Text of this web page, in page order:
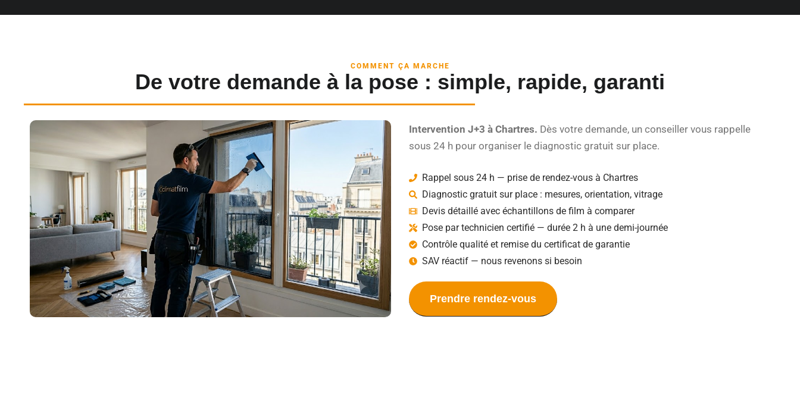
COMMENT ÇA MARCHE
De votre demande à la pose : simple, rapide, garanti
Intervention J+3 à Chartres. Dès votre demande, un conseiller vous rappelle
sous 24 h pour organiser le diagnostic gratuit sur place.
Rappel sous 24 h — prise de rendez-vous à Chartres
Diagnostic gratuit sur place : mesures, orientation, vitrage
Devis détaillé avec échantillons de film à comparer
Pose par technicien certifié — durée 2 h à une demi-journée
Contrôle qualité et remise du certificat de garantie
SAV réactif — nous revenons si besoin
Prendre rendez-vous